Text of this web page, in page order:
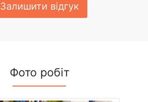
Залишити відгук
Фото робіт